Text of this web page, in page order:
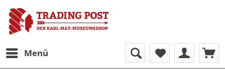
Menü